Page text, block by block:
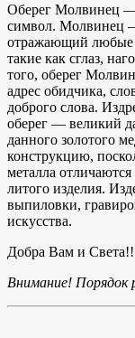
Оберег Молвинец
символ. Молвинец
отражающий любые
такие как сглаз,
того, оберег
адрес обидчика,
доброго слова.
оберег — великий
данного золотого
конструкцию,
металла
литого изделия.
выпиловки,
искусства.
Добра Вам и
Внимание! Порядок